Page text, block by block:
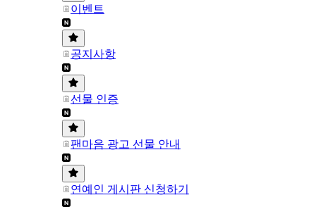
이벤트
공지사항
선물 인증
팬마음 광고 선물 안내
연예인 게시판 신청하기